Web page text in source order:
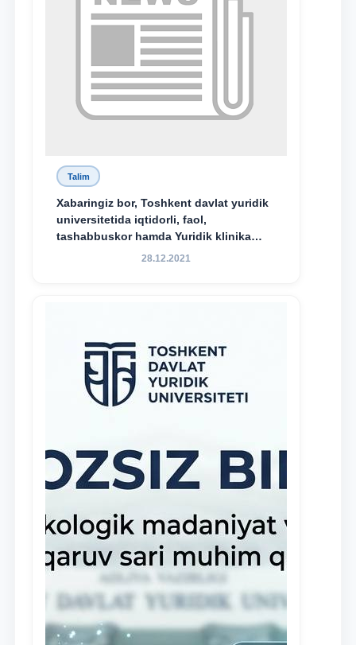
Talim
Xabaringiz bor, Toshkent davlat yuridik
universitetida iqtidorli, faol,
tashabbuskor hamda Yuridik klinika
faoliyatida o‘z bilim va ko‘nikmalarini
28.12.2021